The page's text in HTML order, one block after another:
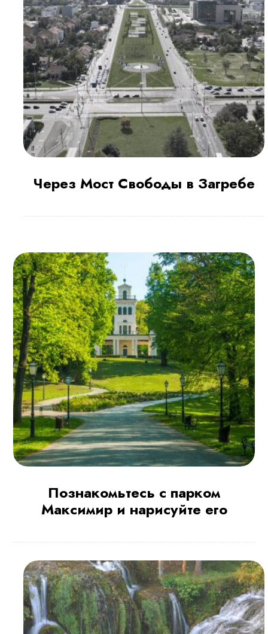
Через Мост Свободы в Загребе
Познакомьтесь с парком
Максимир и нарисуйте его